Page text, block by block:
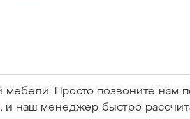
мебели. Просто позвоните нам
, и наш менеджер быстро